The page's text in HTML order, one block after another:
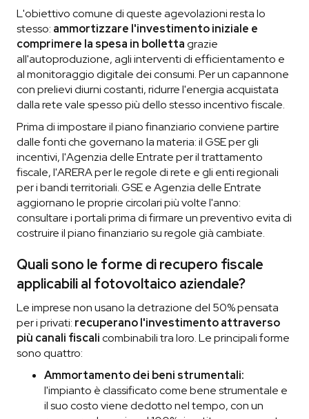
L'obiettivo comune di queste agevolazioni resta lo
stesso: ammortizzare l'investimento iniziale e
comprimere la spesa in bollettagrazie
all'autoproduzione, agli interventi di efficientamento e
al monitoraggio digitale dei consumi. Per un capannone
con prelievi diurni costanti, ridurre l'energia acquistata
dalla rete vale spesso più dello stesso incentivo fiscale.
Prima di impostare il piano finanziario conviene partire
dalle fonti che governano la materia: il GSE per gli
incentivi, l'Agenzia delle Entrate per il trattamento
fiscale, l'ARERA per le regole di rete e gli enti regionali
per i bandi territoriali. GSE e Agenzia delle Entrate
aggiornano le proprie circolari più volte l'anno:
consultare i portali prima di firmare un preventivo evita di
costruire il piano finanziario su regole già cambiate.
Quali sono le forme di recupero fiscale
applicabili al fotovoltaico aziendale?
Le imprese non usano la detrazione del 50% pensata
per i privati: recuperano l'investimento attraverso
più canali fiscalicombinabili tra loro. Le principali forme
sono quattro:
Ammortamento dei beni strumentali:
l'impianto è classificato come bene strumentale e
il suo costo viene dedotto nel tempo, con un